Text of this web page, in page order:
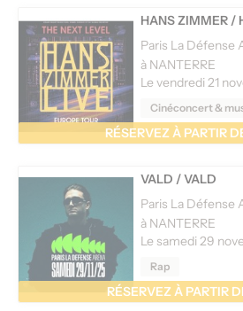
HANS ZIMMER /
Paris La Défense
à NANTERRE
Le vendredi 21
Cinéconcert &
RÉSERVEZ À PARTIR
VALD /VALD
Paris La Défense
à NANTERRE
Le samedi 29
Rap
RÉSERVEZ À PARTIR